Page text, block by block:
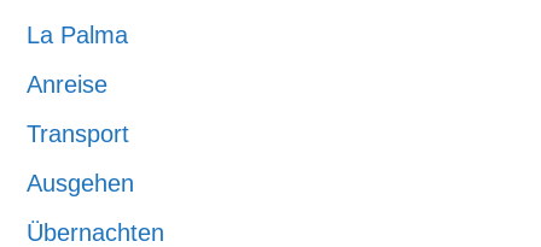
La Palma
Anreise
Transport
Ausgehen
Übernachten